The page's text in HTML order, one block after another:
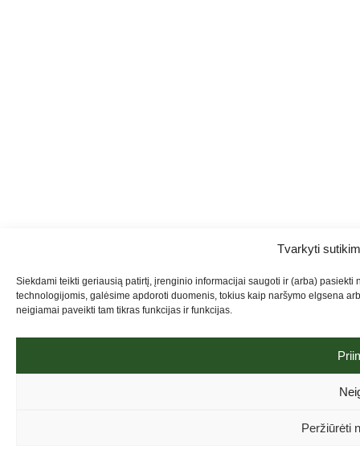
Tvarkyti
Siekdami teikti geriausią patirtį, įrenginio informacijai saugoti ir (arba)
technologijomis, galėsime apdoroti duomenis, tokius kaip naršymo elgsena
neigiamai paveikti tam tikras funkcijas ir funkcijas.
Peržiūrėti